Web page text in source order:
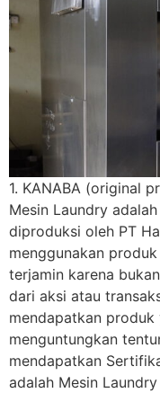
1. KANABA (original
Mesin Laundry
diproduksi oleh PT
menggunakan
terjamin karena
dari aksi atau
mendapatkan
menguntungkan
mendapatkan
adalah Mesin